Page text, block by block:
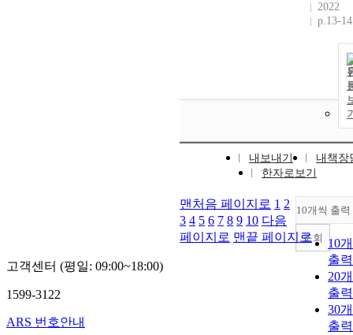
2022
p.13-14
내보내기
내책장
한자로보기
10개씩 출력
10
출력
20
출력
30
출력
조회
맨처음 페이지로 1 2
3 4 5 6 7 8 9 10 다음
페이지로 맨끝 페이지로
고객센터 (평일: 09:00~18:00)
1599-3122
ARS 번호안내